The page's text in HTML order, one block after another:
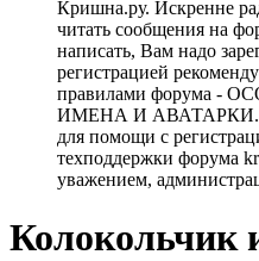
Кришна.ру. Искренне
читать сообщения на
написать, Вам надо
регистрацией
правилами форума -
ИМЕНА И АВАТАРКИ.
для помощи с
техподдержки форума
уважением,
Колокольчик